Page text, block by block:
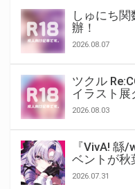
しゅにち
辦！
2026.08.07
ツクル
イラスト展
2026.08.03
『VivA! 緜
ベントが秋
2026.07.31